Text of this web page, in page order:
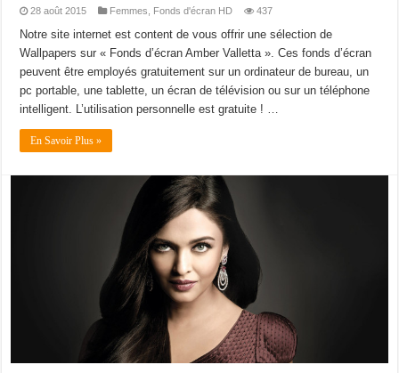
28 août 2015 Femmes Fonds d'écran HD 437
Notre site internet est content de vous offrir une sélection de
Wallpapers sur « Fonds d’écran Amber Valletta ». Ces fonds d’écran
peuvent être employés gratuitement sur un ordinateur de bureau, un
pc portable, une tablette, un écran de télévision ou sur un téléphone
intelligent. L’utilisation personnelle est gratuite ! …
En Savoir Plus »